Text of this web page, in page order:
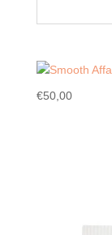
€50,00